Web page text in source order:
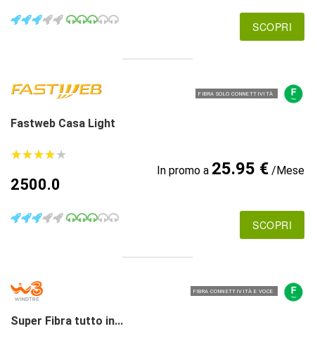
SCOPRI
FIBRA SOLO CONNETTIVITÀ
Fastweb Casa Light
★★★★★
★★★★★
2500.0
In promo a 25.95 €/Mese
SCOPRI
FIBRA CONNETTIVITÀ E VOCE
Super Fibra tutto in...